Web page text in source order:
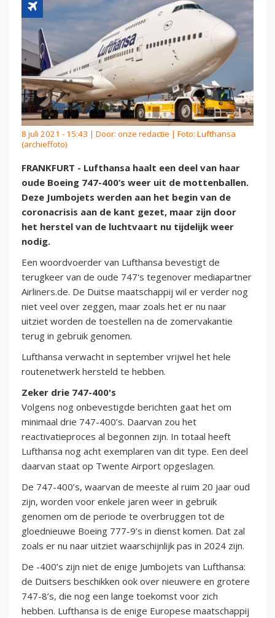
8 juli 2021 - 15:43 | Door: onze redactie | Foto: Lufthansa
(archieffoto)
FRANKFURT - Lufthansa haalt een deel van haar
oude Boeing 747-400’s weer uit de mottenballen.
Deze Jumbojets werden aan het begin van de
coronacrisis aan de kant gezet, maar zijn door
het herstel van de luchtvaart nu tijdelijk weer
nodig.
Een woordvoerder van Lufthansa bevestigt de
terugkeer van de oude 747's tegenover mediapartner
Airliners.de. De Duitse maatschappij wil er verder nog
niet veel over zeggen, maar zoals het er nu naar
uitziet worden de toestellen na de zomervakantie
terug in gebruik genomen.
Lufthansa verwacht in september vrijwel het hele
routenetwerk hersteld te hebben.
Zeker drie 747-400's
Volgens nog onbevestigde berichten gaat het om
minimaal drie 747-400’s. Daarvan zou het
reactivatieproces al begonnen zijn. In totaal heeft
Lufthansa nog acht exemplaren van dit type. Een deel
daarvan staat op Twente Airport opgeslagen.
De 747-400’s, waarvan de meeste al ruim 20 jaar oud
zijn, worden voor enkele jaren weer in gebruik
genomen om de periode te overbruggen tot de
gloednieuwe Boeing 777-9’s in dienst komen. Dat zal
zoals er nu naar uitziet waarschijnlijk pas in 2024 zijn.
De -400’s zijn niet de enige Jumbojets van Lufthansa:
de Duitsers beschikken ook over nieuwere en grotere
747-8’s, die nog een lange toekomst voor zich
hebben. Lufthansa is de enige Europese maatschappij